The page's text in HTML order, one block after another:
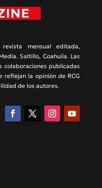
mensual editada,
Saltillo, Coahuila. Las
colaboraciones publicadas
reflejan la opinión de RCG
de los autores.